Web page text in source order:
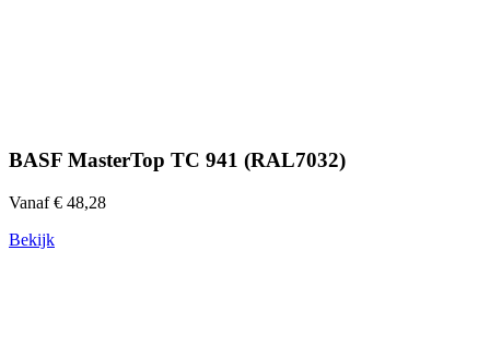
BASF MasterTop TC 941 (RAL7032)
Vanaf € 48,28
Bekijk